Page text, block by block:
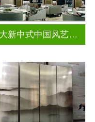
超大新中式中国风艺术水墨山水画玻璃